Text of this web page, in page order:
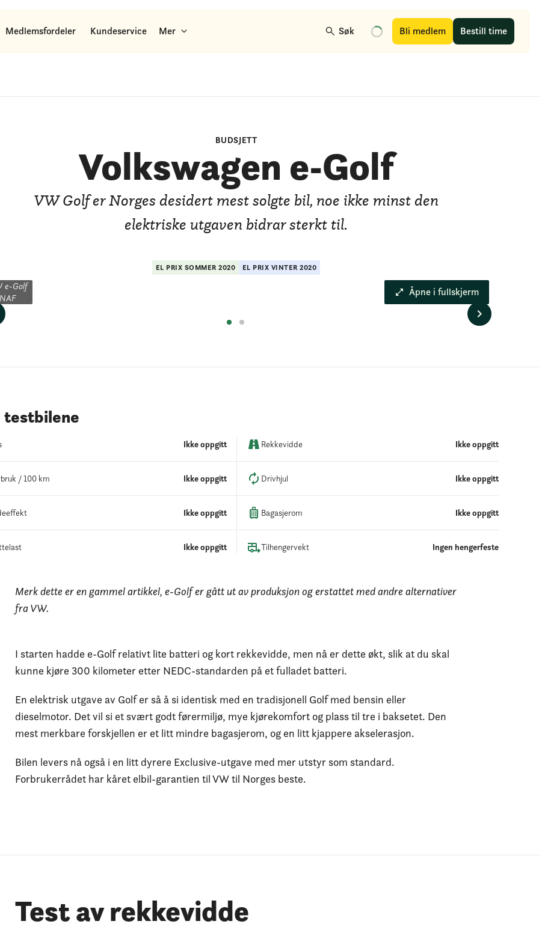
Medlemsfordeler Kundeservice Mer Søk Bli medlem Bestill time
BUDSJETT
Volkswagen e-Golf
VW Golf er Norges desidert mest solgte bil, noe ikke minst den
elektriske utgaven bidrar sterkt til.
EL PRIX SOMMER 2020 EL PRIX VINTER 2020
e-Golf
Åpne i fullskjerm
testbilene
Ikke oppgitt Rekkevidde Ikke oppgitt
/ 100 km Ikke oppgitt Drivhjul Ikke oppgitt
Ikke oppgitt Bagasjerom Ikke oppgitt
Ikke oppgitt Tilhengervekt Ingen hengerfeste
Merk dette er en gammel artikkel, e-Golf er gått ut av produksjon og erstattet med andre alternativer
fra VW.
I starten hadde e-Golf relativt lite batteri og kort rekkevidde, men nå er dette økt, slik at du skal
kunne kjøre 300 kilometer etter NEDC-standarden på et fulladet batteri.
En elektrisk utgave av Golf er så å si identisk med en tradisjonell Golf med bensin eller
dieselmotor. Det vil si et svært godt førermiljø, mye kjørekomfort og plass til tre i baksetet. Den
mest merkbare forskjellen er et litt mindre bagasjerom, og en litt kjappere akselerasjon.
Bilen levers nå også i en litt dyrere Exclusive-utgave med mer utstyr som standard.
Forbrukerrådet har kåret elbil-garantien til VW til Norges beste.
Test av rekkevidde